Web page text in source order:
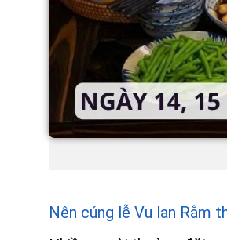
Nên cúng lễ Vu lan Rằm